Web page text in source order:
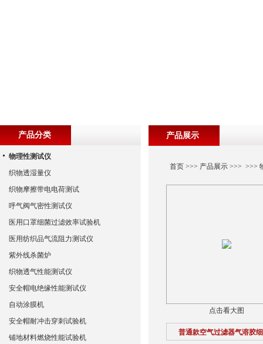
产品展示
首页>>> 产品展示>>> >>>
点击看大图
普通款空气过滤器气溶胶
产品分类
物理性测试仪
织物透湿量仪
织物摩擦带电电荷测试
呼气阀气密性测试仪
医用口罩细菌过滤效率试验机
医用纺织品气流阻力测试仪
紫外线杀菌炉
织物透气性能测试仪
安全帽电绝缘性能测试仪
自动涂膜机
安全帽耐冲击穿刺试验机
铺地材料燃烧性能试验机